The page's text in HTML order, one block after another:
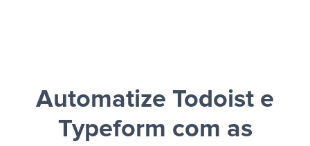
Automatize Todoist e
Typeform com as